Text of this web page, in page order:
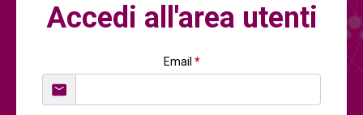
Accedi all'area utenti
Email *